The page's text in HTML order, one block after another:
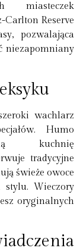
miasteczek
Carlton Reserve
pozwalająca
niezapomniany
wachlarz
Humo
kuchnię
tradycyjne
świeże owoce
stylu. Wieczory
oryginalnych